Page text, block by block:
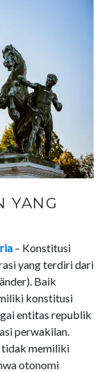
YANG
– Konstitusi
yang terdiri dari
Baik
konstitusi
entitas republik
perwakilan.
tidak memiliki
otonomi